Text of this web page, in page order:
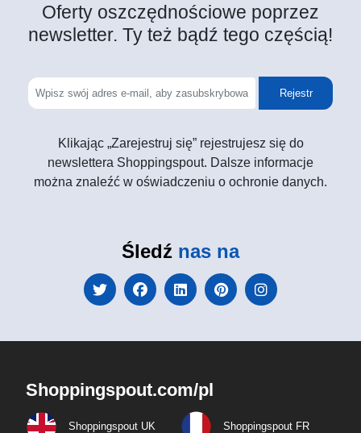
Oferty oszczędnościowe poprzez
newsletter. Ty też bądź tego częścią!
Rejestr
Klikając „Zarejestruj się” rejestrujesz się do
newslettera Shoppingspout. Dalsze informacje
można znaleźć w oświadczeniu o ochronie danych.
Śledź nas na
Shoppingspout.com/pl
Shoppingspout UK Shoppingspout FR